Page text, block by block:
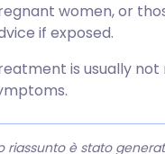
women, or
if exposed.
is usually
riassunto è stato